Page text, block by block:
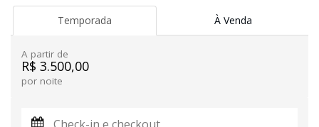
Temporada À Venda
A partir de
R$ 3.500,00
por noite